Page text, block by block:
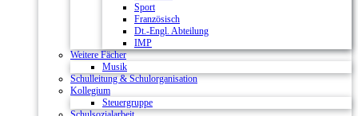
Sport
Französisch
Dt.-Engl. Abteilung
IMP
Weitere Fächer
Musik
Schulleitung & Schulorganisation
Kollegium
Steuergruppe